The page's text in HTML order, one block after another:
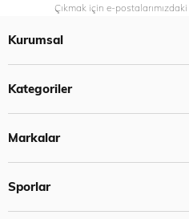
Çıkmak için e-
Kurumsal
Kategoriler
Markalar
Sporlar